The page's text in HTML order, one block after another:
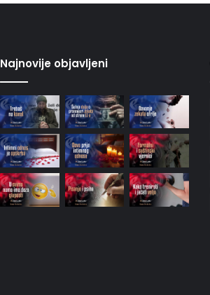
Najnovije objavljeni